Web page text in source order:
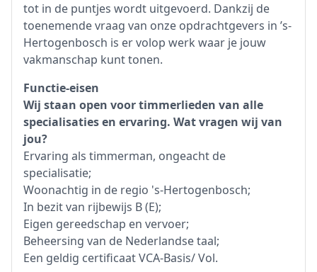
tot in de puntjes wordt uitgevoerd. Dankzij de
toenemende vraag van onze opdrachtgevers in ’s-
Hertogenbosch is er volop werk waar je jouw
vakmanschap kunt tonen.
Functie-eisen
Wij staan open voor timmerlieden van alle
specialisaties en ervaring. Wat vragen wij van
jou?
Ervaring als timmerman, ongeacht de
specialisatie;
Woonachtig in de regio 's-Hertogenbosch;
In bezit van rijbewijs B (E);
Eigen gereedschap en vervoer;
Beheersing van de Nederlandse taal;
Een geldig certificaat VCA-Basis/ Vol.